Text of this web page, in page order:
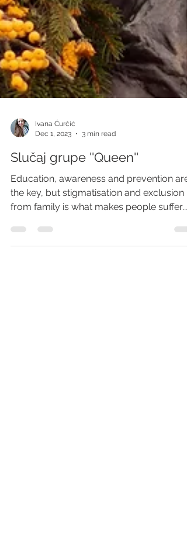
Ivana Ćurčić
Dec 1, 2023
3 min read
Slučaj grupe ''Queen''
the key, but stigmatisation and exclusion
from family is what makes people suffer